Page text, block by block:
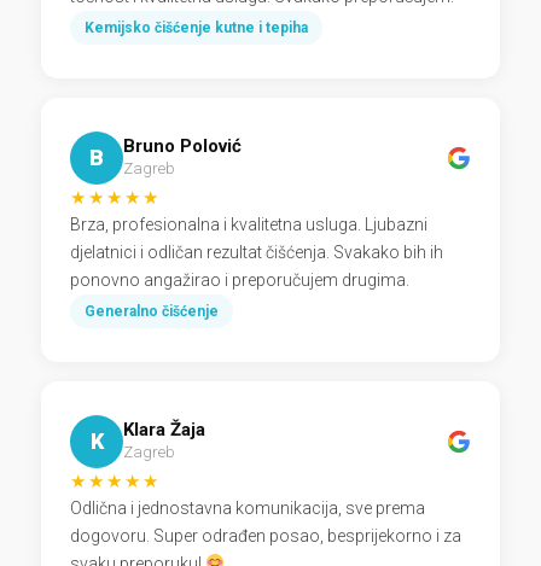
Kemijsko čišćenje kutne i tepiha
B Bruno Polović
Zagreb
★★★★★
Brza, profesionalna i kvalitetna usluga. Ljubazni
djelatnici i odličan rezultat čišćenja. Svakako bih ih
ponovno angažirao i preporučujem drugima.
Generalno čišćenje
K Klara Žaja
Zagreb
★★★★★
Odlična i jednostavna komunikacija, sve prema
dogovoru. Super odrađen posao, besprijekorno i za